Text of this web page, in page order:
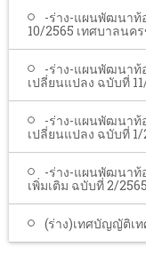
-ร่าง-แผนพัฒนาท้
10/2565 เทศบาลนค
-ร่าง-แผนพัฒนาท้
เปลี่ยนแปลง ฉบับที่
-ร่าง-แผนพัฒนาท้
เปลี่ยนแปลง ฉบับที่ 1/
-ร่าง-แผนพัฒนาท้
เพิ่มเติม ฉบับที่ 2/2565
(ร่าง)เทศบัญญัติเ